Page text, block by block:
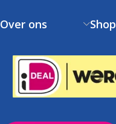
Over ons Shop